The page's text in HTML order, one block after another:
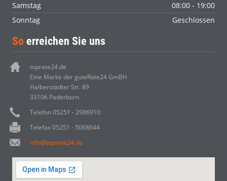
Samstag
08:00 - 19:00
Sonntag
Geschlossen
So erreichen Sie uns
toprate24.de
Eine Marke der guteRate24 GmBH
Halberstädter Str. 89
33106 Paderborn
Telefon 05251 - 2986910
Telefax 05251 - 5068644
info@toprate24.de